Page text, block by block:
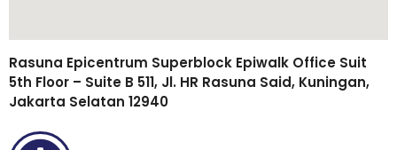
Rasuna Epicentrum Superblock Epiwalk Office Suit
5th Floor – Suite B 511, Jl. HR Rasuna Said, Kuningan,
Jakarta Selatan 12940